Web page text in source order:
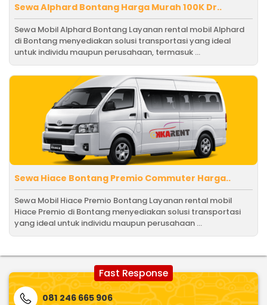
Sewa Alphard Bontang Harga Murah 100K Dr..
Sewa Mobil Alphard Bontang Layanan rental mobil Alphard
di Bontang menyediakan solusi transportasi yang ideal
untuk individu maupun perusahaan, termasuk ...
Sewa Hiace Bontang Premio Commuter Harga..
Sewa Mobil Hiace Premio Bontang Layanan rental mobil
Hiace Premio di Bontang menyediakan solusi transportasi
yang ideal untuk individu maupun perusahaan ...
Fast Response
081 246 665 906